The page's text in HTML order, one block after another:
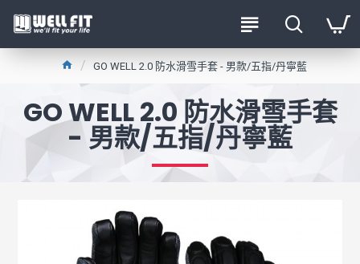
GO WELL 2.0 防水滑雪手套 - 男款/五指/丹寧藍
GO WELL 2.0 防水滑雪手套
- 男款/五指/丹寧藍